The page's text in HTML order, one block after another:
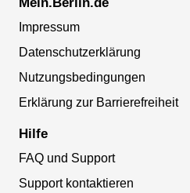
Impressum
Datenschutzerklärung
Nutzungsbedingungen
Erklärung zur Barrierefreiheit
Hilfe
FAQ und Support
Support kontaktieren